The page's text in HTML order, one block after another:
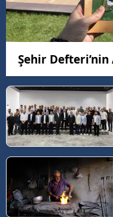
Şehir Defteri’nin